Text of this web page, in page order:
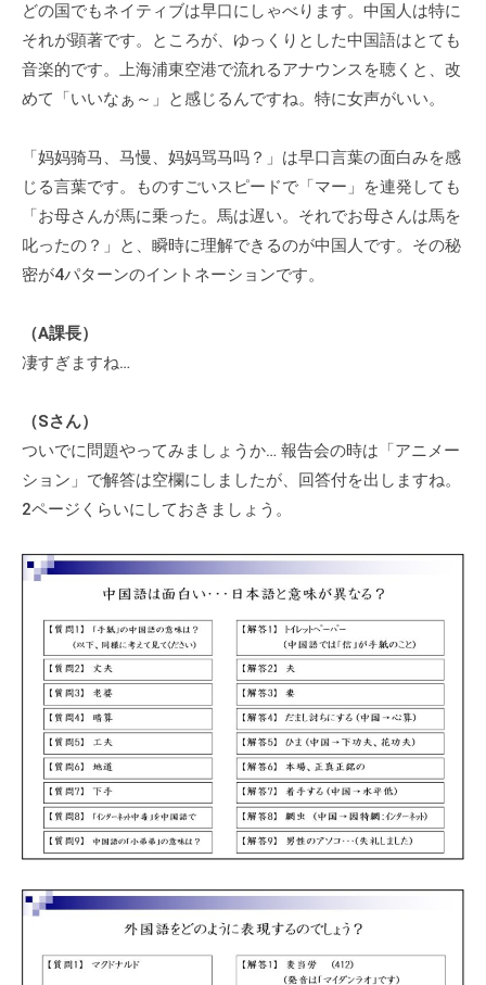
どの国でもネイティブは早口にしゃべります。中国人は特に
それが顕著です。ところが、ゆっくりとした中国語はとても
音楽的です。上海浦東空港で流れるアナウンスを聴くと、改
めて「いいなぁ～」と感じるんですね。特に女声がいい。
「妈妈骑马、马慢、妈妈骂马吗？」は早口言葉の面白みを感
じる言葉です。ものすごいスピードで「マー」を連発しても
「お母さんが馬に乗った。馬は遅い。それでお母さんは馬を
叱ったの？」と、瞬時に理解できるのが中国人です。その秘
密が4パターンのイントネーションです。
（A課長）
凄すぎますね…
（Sさん）
ついでに問題やってみましょうか… 報告会の時は「アニメー
ション」で解答は空欄にしましたが、回答付を出しますね。
2ページくらいにしておきましょう。